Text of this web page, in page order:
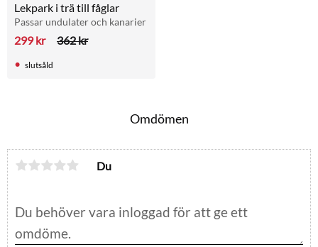
Lekpark i trä till fåglar
Passar undulater och kanarier
299kr 362kr
slutsåld
Omdömen
Du